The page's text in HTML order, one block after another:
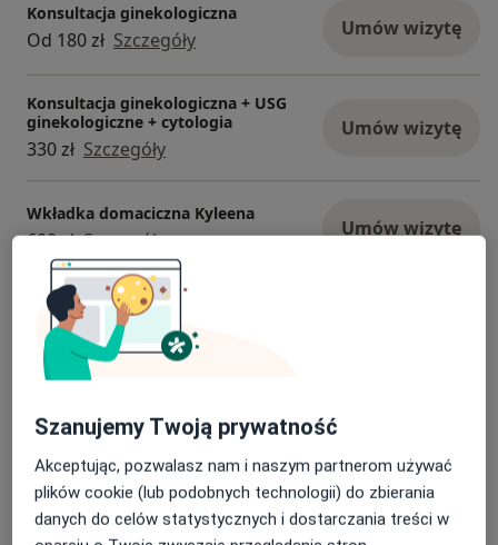
Konsultacja ginekologiczna
Od 180 zł Szczegóły Umów wizytę
Konsultacja ginekologiczna + USG
ginekologiczne + cytologia
330 zł Szczegóły
Umów wizytę
Wkładka domaciczna Kyleena
600 zł Szczegóły Umów wizytę
Wkładka domaciczna
1 000 zł - 1 200 zł Szczegóły
120 zł Szczegóły
+ 28 usług
Szanujemy Twoją prywatność
Akceptując, pozwalasz nam i naszym partnerom używać
plików cookie (lub podobnych technologii) do zbierania
danych do celów statystycznych i dostarczania treści w